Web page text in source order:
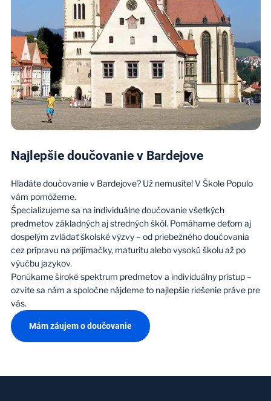
Najlepšie doučovanie v Bardejove
Hľadáte doučovanie v Bardejove? Už nemusíte! V Škole Populo
vám pomôžeme.
Špecializujeme sa na individuálne doučovanie všetkých
predmetov základných aj stredných škôl. Pomáhame deťom aj
dospelým zvládať školské výzvy – od priebežného doučovania
cez prípravu na prijímačky, maturitu alebo vysokú školu až po
výučbu jazykov.
Ponúkame široké spektrum predmetov a individuálny prístup –
ozvite sa nám a spoločne nájdeme to najlepšie riešenie práve pre
vás.
Mám záujem o doučovanie